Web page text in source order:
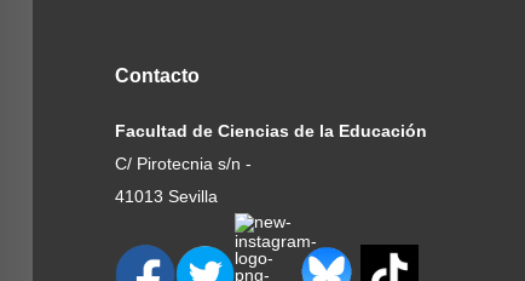
Contacto
Facultad de Ciencias de la Educación
C/ Pirotecnia s/n -
41013 Sevilla